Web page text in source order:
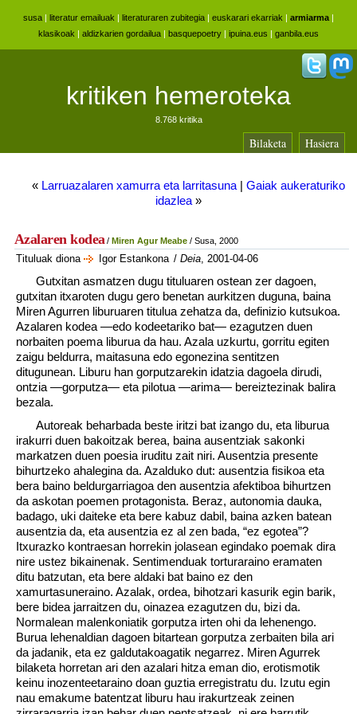
susa | literatur emailuak | literaturaren zubitegia | euskarari ekarriak | armiarma |
klasikoak | aldizkarien gordailua | basquepoetry | ipuina.eus | ganbila.eus
kritiken hemeroteka
8.768 kritika
Bilaketa Hasiera
« Larruazalaren xamurra eta larritasuna | Gaiak aukeraturiko
idazlea »
Azalaren kodea/ Miren Agur Meabe / Susa, 2000
Tituluak diona Igor Estankona / Deia, 2001-04-06
Gutxitan asmatzen dugu tituluaren ostean zer dagoen,
gutxitan itxaroten dugu gero benetan aurkitzen duguna, baina
Miren Agurren liburuaren titulua zehatza da, definizio kutsukoa.
Azalaren kodea —edo kodeetariko bat— ezagutzen duen
norbaiten poema liburua da hau. Azala uzkurtu, gorritu egiten
zaigu beldurra, maitasuna edo egonezina sentitzen
ditugunean. Liburu han gorputzarekin idatzia dagoela dirudi,
ontzia —gorputza— eta pilotua —arima— bereiztezinak balira
bezala.
Autoreak beharbada beste iritzi bat izango du, eta liburua
irakurri duen bakoitzak berea, baina ausentziak sakonki
markatzen duen poesia iruditu zait niri. Ausentzia presente
bihurtzeko ahalegina da. Azalduko dut: ausentzia fisikoa eta
bera baino beldurgarriagoa den ausentzia afektiboa bihurtzen
da askotan poemen protagonista. Beraz, autonomia dauka,
badago, uki daiteke eta bere kabuz dabil, baina azken batean
ausentzia da, eta ausentzia ez al zen bada, “ez egotea”?
Itxurazko kontraesan horrekin jolasean egindako poemak dira
nire ustez bikainenak. Sentimenduak torturaraino eramaten
ditu batzutan, eta bere aldaki bat baino ez den
xamurtasuneraino. Azalak, ordea, bihotzari kasurik egin barik,
bere bidea jarraitzen du, oinazea ezagutzen du, bizi da.
Normalean malenkoniatik gorputza irten ohi da lehenengo.
Burua lehenaldian dagoen bitartean gorputza zerbaiten bila ari
da jadanik, eta ez galdutakoagatik negarrez. Miren Agurrek
bilaketa horretan ari den azalari hitza eman dio, erotismotik
keinu inozenteetaraino doan guztia erregistratu du. Izutu egin
nau emakume batentzat liburu hau irakurtzeak zeinen